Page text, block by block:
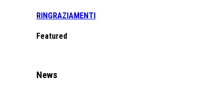
RINGRAZIAMENTI
Featured
News